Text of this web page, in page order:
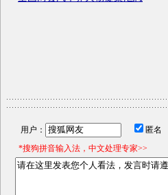
用户： 匿名
*搜狗拼音输入法，中文处理专家>>